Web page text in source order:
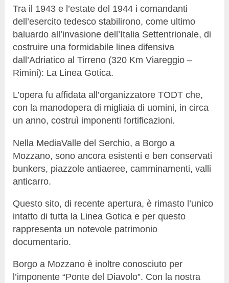
Tra il 1943 e l’estate del 1944 i comandanti
dell’esercito tedesco stabilirono, come ultimo
baluardo all’invasione dell’Italia Settentrionale, di
costruire una formidabile linea difensiva
dall’Adriatico al Tirreno (320 Km Viareggio –
Rimini): La Linea Gotica.
L’opera fu affidata all’organizzatore TODT che,
con la manodopera di migliaia di uomini, in circa
un anno, costruì imponenti fortificazioni.
Nella MediaValle del Serchio, a Borgo a
Mozzano, sono ancora esistenti e ben conservati
bunkers, piazzole antiaeree, camminamenti, valli
anticarro.
Questo sito, di recente apertura, è rimasto l’unico
intatto di tutta la Linea Gotica e per questo
rappresenta un notevole patrimonio
documentario.
Borgo a Mozzano è inoltre conosciuto per
l’imponente “Ponte del Diavolo”. Con la nostra